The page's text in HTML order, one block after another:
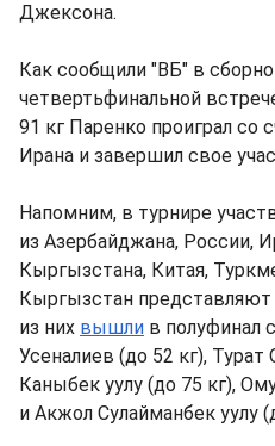
Джексона.
Как сообщили "ВБ" в
четвертьфинальной
91 кг Паренко проиграл со
Ирана и завершил свое
Напомним, в турнире
из Азербайджана, России,
Кыргызстана, Китая,
Кыргызстан представляют
из них вышли в полуфинал
Усеналиев (до 52 кг),
Каныбек уулу (до 75 кг),
и Акжол Сулайманбек уулу